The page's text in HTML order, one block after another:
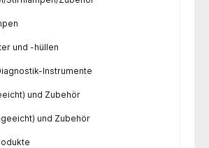
und -hüllen
Instrumente
und Zubehör
und Zubehör